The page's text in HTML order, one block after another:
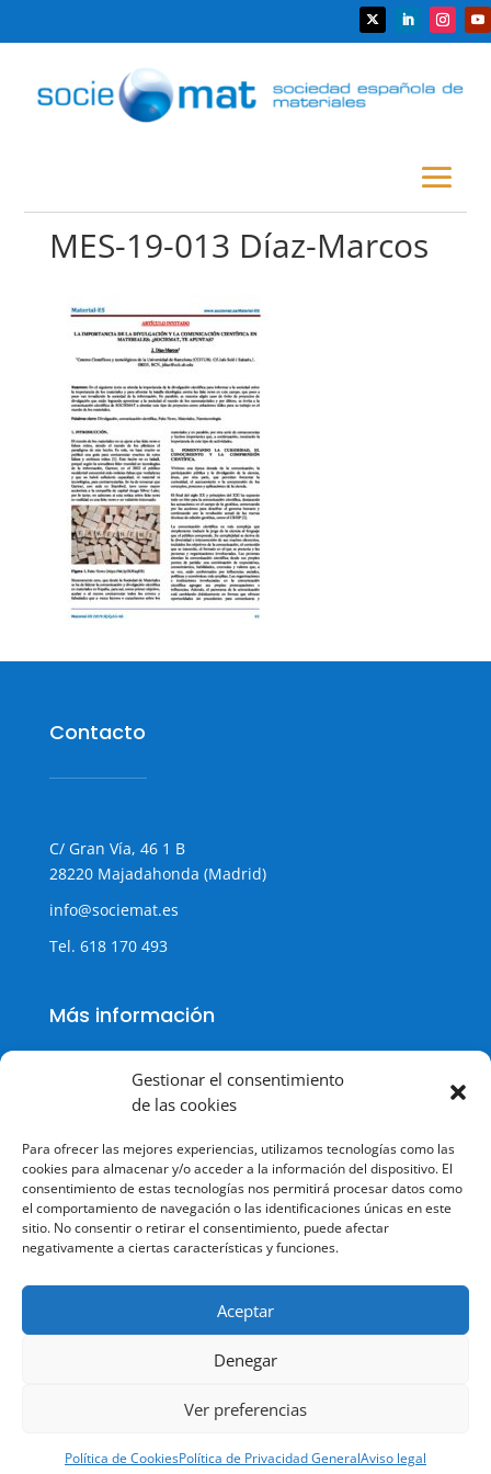
Gestionar el consentimiento
de las cookies
Para ofrecer las mejores experiencias, utilizamos tecnologías como las
cookies para almacenar y/o acceder a la información del dispositivo. El
consentimiento de estas tecnologías nos permitirá procesar datos como
el comportamiento de navegación o las identificaciones únicas en este
sitio. No consentir o retirar el consentimiento, puede afectar
negativamente a ciertas características y funciones.
Aceptar
Denegar
Ver preferencias
Política de CookiesPolítica de Privacidad GeneralAviso legal
MES-19-013 Díaz-Marcos
Contacto
C/ Gran Vía, 46 1 B
28220 Majadahonda (Madrid)
info@sociemat.es
Tel. 618 170 493
Más información
Política de Privacidad
Aviso legal
Terminos y condiciones
© Todos los derechos reservados.